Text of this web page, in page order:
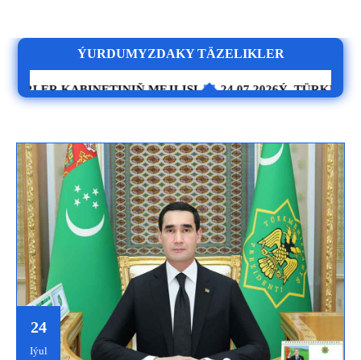
ÝURDUMYZDAKY TÄZELIKLER
KABINETINIŇ MEJLISI 24.07.2026Ý.
24
Iýul